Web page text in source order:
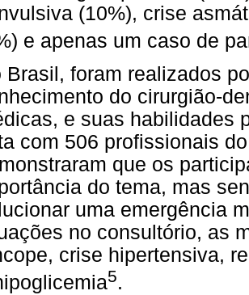
(10%), crise
e apenas um caso de
Brasil, foram realizados
do cirurgião-
e suas habilidades
com 506 profissionais
que os
do tema, mas
uma emergência
no consultório, as
crise hipertensiva,
5.